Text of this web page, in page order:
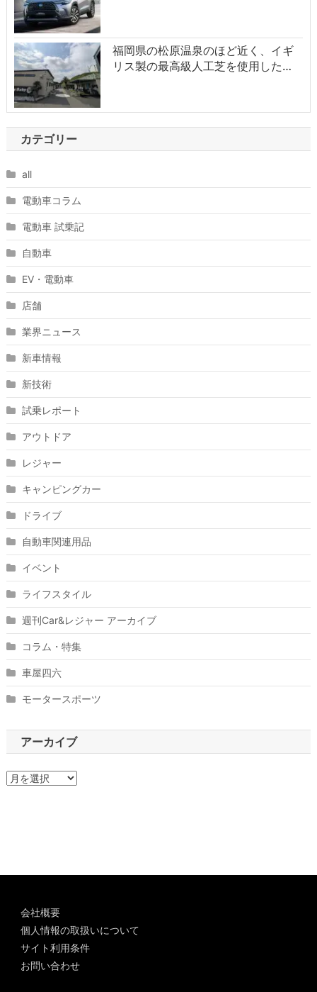
福岡県の松原温泉のほど近く、イギ
リス製の最高級人工芝を使用した…
カテゴリー
all
電動車コラム
電動車 試乗記
自動車
EV・電動車
店舗
業界ニュース
新車情報
新技術
試乗レポート
アウトドア
レジャー
キャンピングカー
ドライブ
自動車関連用品
イベント
ライフスタイル
週刊Car&レジャー アーカイブ
コラム・特集
車屋四六
モータースポーツ
アーカイブ
ア
会社概要
個人情報の取扱いについて
サイト利用条件
お問い合わせ